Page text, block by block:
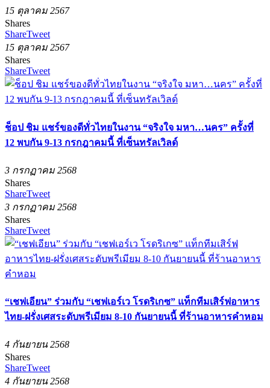
15 ตุลาคม 2567
Shares
ShareTweet
15 ตุลาคม 2567
Shares
ShareTweet
ช็อป ชิม แชร์ของดีทั่วไทยในงาน “จริงใจ มหา…นคร” ครั้งที่
12 พบกัน 9-13 กรกฎาคมนี้ ที่เซ็นทรัลเวิลด์
3 กรกฏาคม 2568
Shares
ShareTweet
3 กรกฏาคม 2568
Shares
ShareTweet
“เชฟเอียน” ร่วมกับ “เชฟเอร์เว โรดริเกซ” แท็กทีมเสิร์ฟอาหาร
ไทย-ฝรั่งเศสระดับพรีเมียม 8-10 กันยายนนี้ ที่ร้านอาหารคำหอม
4 กันยายน 2568
Shares
ShareTweet
4 กันยายน 2568